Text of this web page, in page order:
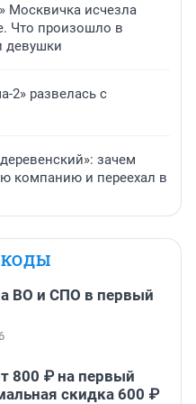
Москвичка исчезла
Что произошло в
девушки
2» развелась с
зачем
компанию и переехал в
ВО и СПО в первый
800 ₽ на первый
скидка 600 ₽